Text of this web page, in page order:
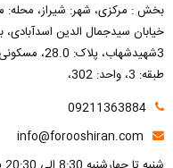
بخش : مرکزی، شهر: شیراز، محله:
خیابان سیدجمال الدین
3شهیدشهاب، پلاک:
طبقه: 3، واحد: 302،
09211363884
info@forooshiran.com